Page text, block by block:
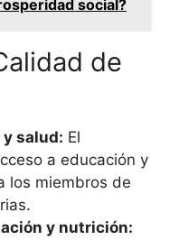
social?
de
salud: El
a educación y
los miembros de
y nutrición: